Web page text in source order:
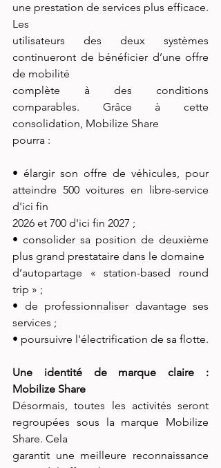
une prestation de services plus efficace.
Les
utilisateurs des deux systèmes
continueront de bénéficier d’une offre
de mobilité
complète à des conditions
comparables. Grâce à cette
consolidation, Mobilize Share
pourra :
• élargir son offre de véhicules, pour
atteindre 500 voitures en libre-service
d'ici fin
2026 et 700 d'ici fin 2027 ;
• consolider sa position de deuxième
plus grand prestataire dans le domaine
d’autopartage « station-based round
trip » ;
• de professionnaliser davantage ses
services ;
• poursuivre l'électrification de sa flotte.
Une identité de marque claire :
Mobilize Share
Désormais, toutes les activités seront
regroupées sous la marque Mobilize
Share. Cela
garantit une meilleure reconnaissance